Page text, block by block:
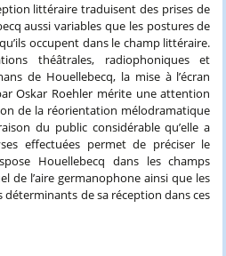
littéraire traduisent des prises de
aussi variables que les postures de
occupent dans le champ littéraire.
théâtrales, radiophoniques et
de Houellebecq, la mise à l’écran
Oskar Roehler mérite une attention
de la réorientation mélodramatique
du public considérable qu’elle a
effectuées permet de préciser le
Houellebecq dans les champs
de l’aire germanophone ainsi que les
déterminants de sa réception dans ces